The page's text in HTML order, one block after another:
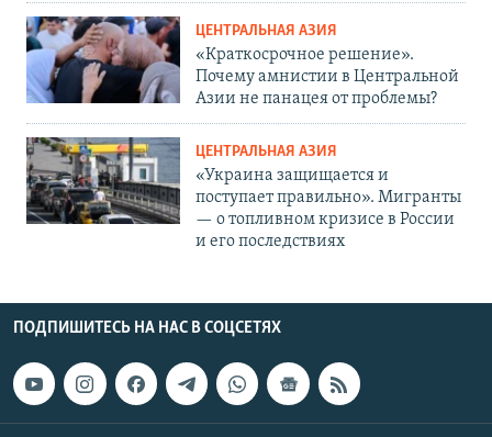
ЦЕНТРАЛЬНАЯ АЗИЯ
«Краткосрочное решение».
Почему амнистии в Центральной
Азии не панацея от проблемы?
ЦЕНТРАЛЬНАЯ АЗИЯ
«Украина защищается и
поступает правильно». Мигранты
— о топливном кризисе в России
и его последствиях
ПОДПИШИТЕСЬ НА НАС В СОЦСЕТЯХ